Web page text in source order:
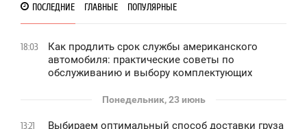
ПОСЛЕДНИЕ ГЛАВНЫЕ ПОПУЛЯРНЫЕ
18:03
Как продлить срок службы американского
автомобиля: практические советы по
обслуживанию и выбору комплектующих
Понедельник, 23 июнь
13:21 Выбираем оптимальный способ доставки груза